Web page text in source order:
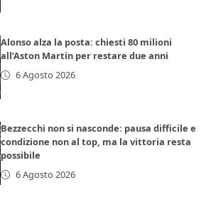
Alonso alza la posta: chiesti 80 milioni
all’Aston Martin per restare due anni
6 Agosto 2026
Bezzecchi non si nasconde: pausa difficile e
condizione non al top, ma la vittoria resta
possibile
6 Agosto 2026